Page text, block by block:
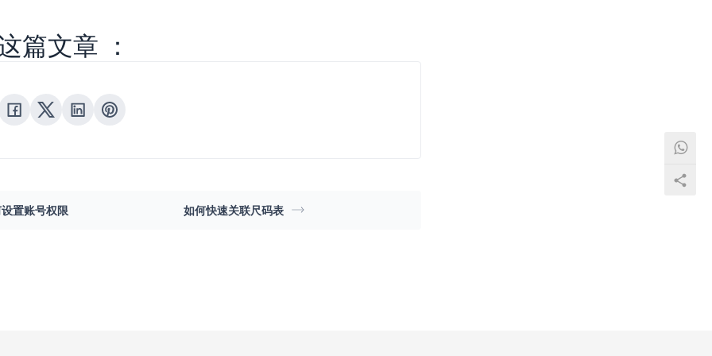
篇文章 ：
置账号权限 如何快速关联尺码表